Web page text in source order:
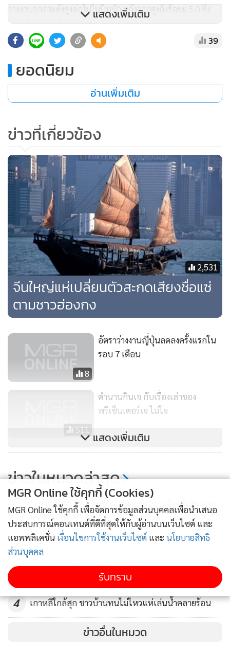
ว่างงานอาจจะยังสูงต่อไปในปีหน้า หลังจากสูงถึงร้อยะ 5.0 ซึ่ง
สูงสุดในรอบ 5 ปี
ยังคงต่ำ รวมถึงต้องปรับปรุงทักษะของแรงงาน เพื่อแข่งขันกับ
การไล่บี้จากศูนย์กลางการผลิตอื่นๆ ที่สินค้าราคาต่ำกว่า เช่น
เวียดนาม เป็นต้น
แสดงเพิ่มเติม
39
ยอดนิยม
อ่านเพิ่มเติม
ข่าวที่เกี่ยวข้อง
2,531
จีนใหญ่แห่เปลี่ยนตัวสะกดเสียงชื่อแซ่
ตามชาวฮ่องกง
8
อัตราว่างงานญี่ปุ่นลดลงครั้งแรกใน
รอบ 7 เดือน
511
ตำนานกินเจ กับเรื่องเล่าของ
พรีเซ็นเตอร์เจ ไม่ไจ
35
ยอดตกงานญี่ปุ่นต่ำสุดในรอบ4เดือน
แสดงเพิ่มเติม
ข่าวในหมวดล่าสุด
1
“เกาหลีใต้” ระอุเสียชีวิตไม่ต่ำกว่า 21 หลังคลื่นฮีทเวฟ
ทะลุปรอทแตก 39 C.
2
ผู้นำญี่ปุ่นลงพื้นที่เยี่ยมผู้ประสบภัยแผ่นดินไหว
4 เกาหลีใกล้สุก ชาวบ้านทนไม่ไหวแห่เล่นน้ำคลายร้อน
ข่าวอื่นในหมวด
MGR Online ใช้คุกกี้ (Cookies)
MGR Online ใช้คุกกี้ เพื่อจัดการข้อมูลส่วนบุคคลเพื่อนำเสนอ
ประสบการณ์คอนเทนต์ที่ดีที่สุดให้กับผู้อ่านบนเว็บไซต์ และ
แอพพลิเคชั่น เงื่อนไขการใช้งานเว็บไซต์ และ นโยบายสิทธิ
ส่วนบุคคล
รับทราบ